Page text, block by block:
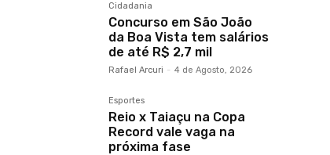
Cidadania
Concurso em São João
da Boa Vista tem salários
de até R$ 2,7 mil
Rafael Arcuri - 4 de Agosto, 2026
Esportes
Reio x Taiaçu na Copa
Record vale vaga na
próxima fase